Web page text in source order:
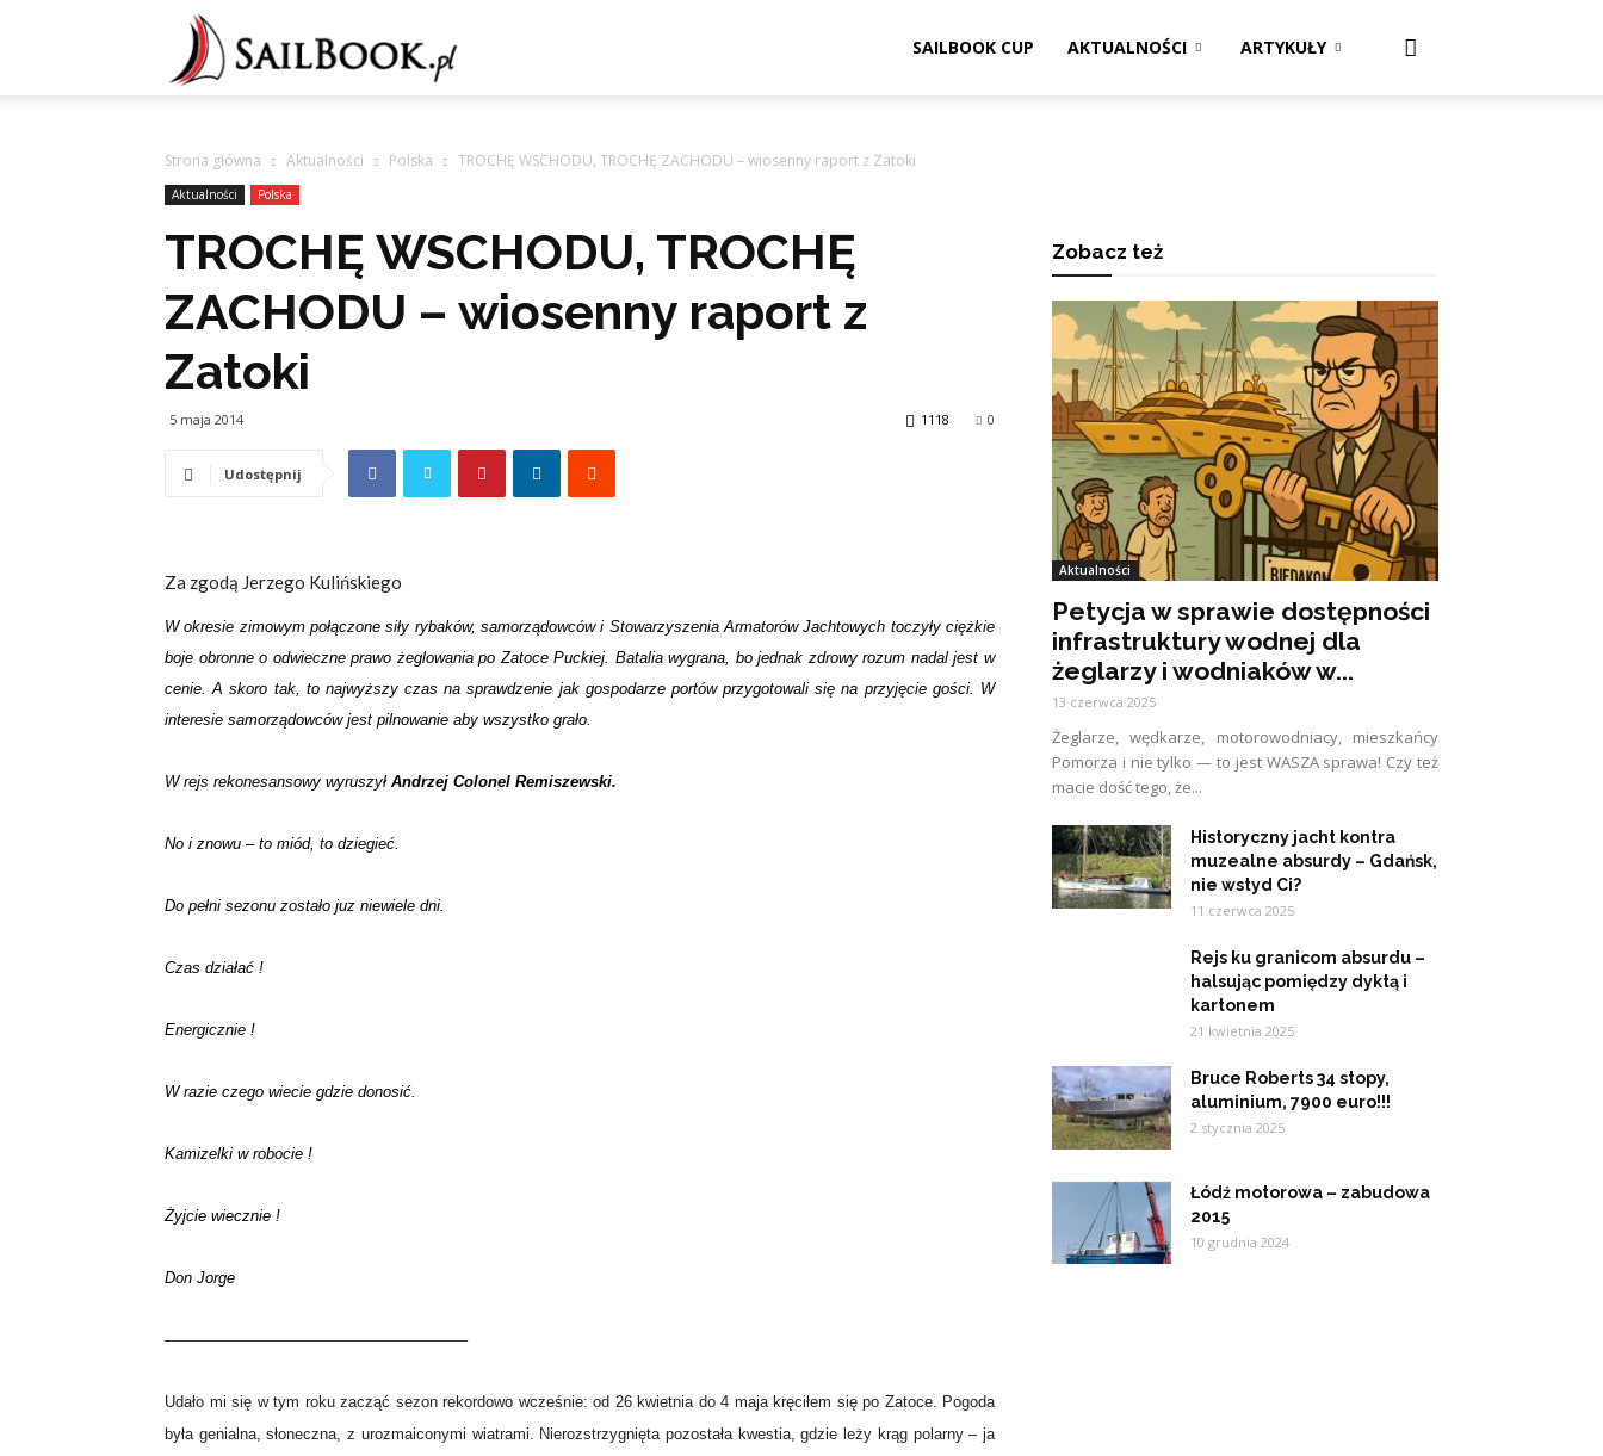
SAILBOOK CUP AKTUALNOŚCI ARTYKUŁY
Strona główna Aktualności Polska TROCHĘ WSCHODU, TROCHĘ ZACHODU – wiosenny raport z Zatoki
Aktualności Polska
TROCHĘ WSCHODU, TROCHĘ
ZACHODU – wiosenny raport z
Zatoki
5 maja 2014 0
1118
Udostępnij
Za zgodą Jerzego Kulińskiego
W okresie zimowym połączone siły rybaków, samorządowców i Stowarzyszenia Armatorów Jachtowych toczyły ciężkie
boje obronne o odwieczne prawo żeglowania po Zatoce Puckiej. Batalia wygrana, bo jednak zdrowy rozum nadal jest w
cenie. A skoro tak, to najwyższy czas na sprawdzenie jak gospodarze portów przygotowali się na przyjęcie gości. W
interesie samorządowców jest pilnowanie aby wszystko grało.
W rejs rekonesansowy wyruszył Andrzej Colonel Remiszewski.
No i znowu – to miód, to dziegieć.
Do pełni sezonu zostało juz niewiele dni.
Czas działać !
Energicznie !
W razie czego wiecie gdzie donosić.
Kamizelki w robocie !
Żyjcie wiecznie !
Don Jorge
———————————————————–
Udało mi się w tym roku zacząć sezon rekordowo wcześnie: od 26 kwietnia do 4 maja kręciłem się po Zatoce. Pogoda
była genialna, słoneczna, z urozmaiconymi wiatrami. Nierozstrzygnięta pozostała kwestia, gdzie leży krąg polarny – ja
Zobacz też
Aktualności
Petycja w sprawie dostępności
infrastruktury wodnej dla
żeglarzy i wodniaków w...
13 czerwca 2025
Żeglarze, wędkarze, motorowodniacy, mieszkańcy
Pomorza i nie tylko — to jest WASZA sprawa! Czy też
macie dość tego, że...
Historyczny jacht kontra
muzealne absurdy – Gdańsk,
nie wstyd Ci?
11 czerwca 2025
Rejs ku granicom absurdu –
halsując pomiędzy dyktą i
kartonem
21 kwietnia 2025
Bruce Roberts 34 stopy,
aluminium, 7900 euro!!!
2 stycznia 2025
Łódź motorowa – zabudowa
2015
10 grudnia 2024